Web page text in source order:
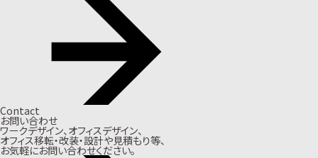
Contact
お問い合わせ
ワークデザイン、オフィスデザイン、
オフィス移転・改装・設計や見積もり等、
お気軽にお問い合わせください。